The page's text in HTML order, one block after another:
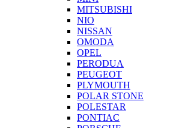
MITSUBISHI
NIO
NISSAN
OMODA
OPEL
PERODUA
PEUGEOT
PLYMOUTH
POLAR STONE
POLESTAR
PONTIAC